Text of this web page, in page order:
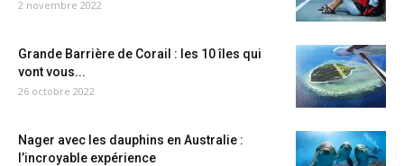
2 novembre 2022
Grande Barrière de Corail : les 10 îles qui
vont vous...
26 octobre 2022
Nager avec les dauphins en Australie :
l’incroyable expérience